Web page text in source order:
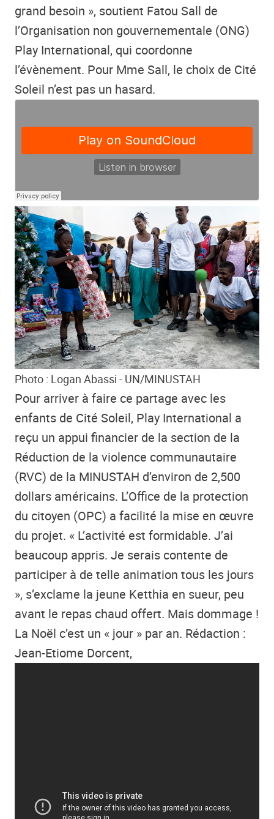
grand besoin », soutient Fatou Sall de
l’Organisation non gouvernementale (ONG)
Play International, qui coordonne
l’évènement. Pour Mme Sall, le choix de Cité
Soleil n’est pas un hasard.
Photo : Logan Abassi - UN/MINUSTAH
Pour arriver à faire ce partage avec les
enfants de Cité Soleil, Play International a
reçu un appui financier de la section de la
Réduction de la violence communautaire
(RVC) de la MINUSTAH d’environ de 2,500
dollars américains. L’Office de la protection
du citoyen (OPC) a facilité la mise en œuvre
du projet. « L’activité est formidable. J’ai
beaucoup appris. Je serais contente de
participer à de telle animation tous les jours
», s’exclame la jeune Ketthia en sueur, peu
avant le repas chaud offert. Mais dommage !
La Noël c’est un « jour » par an. Rédaction :
Jean-Etiome Dorcent,